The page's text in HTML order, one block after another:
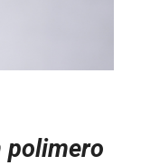
polimero